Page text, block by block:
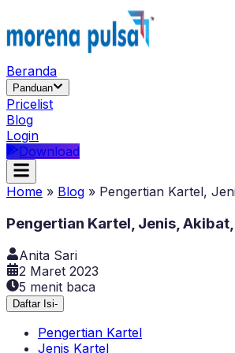
Beranda
Panduan
Pricelist
Blog
Login
Download
Home » Blog » Pengertian Kartel,
Pengertian Kartel, Jenis,
Anita Sari
2 Maret 2023
5 menit baca
Daftar Isi-
Pengertian Kartel
Jenis Kartel